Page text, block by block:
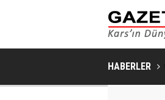
HABERLER